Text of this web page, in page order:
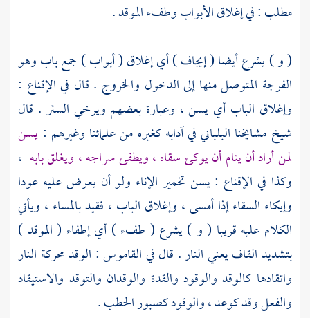
مطلب : في إغلاق الأبواب وطفء الموقد .
( و ) يشرع أيضا ( إيجاف ) أي إغلاق ( أبواب ) جمع باب وهو
الفرجة المتوصل منها إلى الدخول والخروج . قال في الإقناع :
وإغلاق الباب أي يسن ، وعبارة بعضهم ويرخي الستر . قال
شيخ مشايخنا البلبانيفي آدابه كغيره من علمائنا وغيرهم : يسن
لمن أراد أن ينام أن يوكئ سقاه ، ويطفئ سراجه ، ويغلق بابه ،
وكذا في الإقناع : يسن تخمير الإناء ولو أن يعرض عليه عودا
وإيكاء السقاء إذا أمسى ، وإغلاق الباب ، فقيد بالمساء ، ويأتي
الكلام عليه قريبا ( و ) يشرع ( طفء ) أي إطفاء ( الموقد )
بتشديد القاف يعني النار . قال في القاموس : الوقد محركة النار
واتقادها كالوقد والوقود والقدة والوقدان والتوقد والاستيقاد
والفعل وقد كوعد ، والوقود كصبور الحطب .